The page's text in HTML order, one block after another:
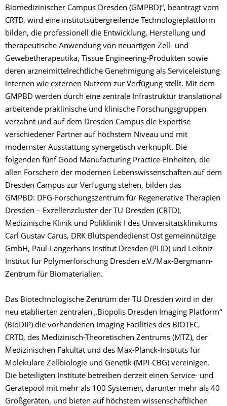
Biomedizinischer Campus Dresden (GMPBD)“, beantragt vom
CRTD, wird eine institutsübergreifende Technologieplattform
bilden, die professionell die Entwicklung, Herstellung und
therapeutische Anwendung von neuartigen Zell- und
Gewebetherapeutika, Tissue Engineering-Produkten sowie
deren arzneimittelrechtliche Genehmigung als Serviceleistung
internen wie externen Nutzern zur Verfügung stellt. Mit dem
GMPBD werden durch eine zentrale Infrastruktur translational
arbeitende präklinische und klinische Forschungsgruppen
verzahnt und auf dem Dresden Campus die Expertise
verschiedener Partner auf höchstem Niveau und mit
modernster Ausstattung synergetisch verknüpft. Die
folgenden fünf Good Manufacturing Practice-Einheiten, die
allen Forschern der modernen Lebenswissenschaften auf dem
Dresden Campus zur Verfügung stehen, bilden das
GMPBD: DFG-Forschungszentrum für Regenerative Therapien
Dresden – Exzellenzcluster der TU Dresden (CRTD),
Medizinische Klinik und Poliklinik I des Universitätsklinikums
Carl Gustav Carus, DRK Blutspendedienst Ost gemeinnützige
GmbH, Paul-Langerhans Institut Dresden (PLID) und Leibniz-
Institut für Polymerforschung Dresden e.V./Max-Bergmann-
Zentrum für Biomaterialien.
Das Biotechnologische Zentrum der TU Dresden wird in der
neu etablierten zentralen „Biopolis Dresden Imaging Platform“
(BioDIP) die vorhandenen Imaging Facilities des BIOTEC,
CRTD, des Medizinisch-Theoretischen Zentrums (MTZ), der
Medizinischen Fakultät und des Max-Planck-Instituts für
Molekulare Zellbiologie und Genetik (MPI-CBG) vereinigen.
Die beteiligten Institute betreiben derzeit einen Service- und
Gerätepool mit mehr als 100 Systemen, darunter mehr als 40
Großgeräten, und bieten auf höchstem wissenschaftlichen